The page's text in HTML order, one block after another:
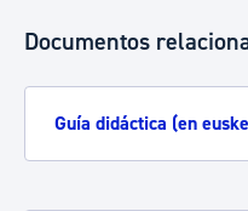
Documentos
Guía didáctica (en